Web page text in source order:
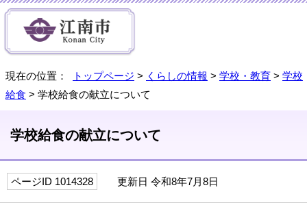
現在の位置： トップページ > くらしの情報 > 学校・教育 > 学校
給食 > 学校給食の献立について
学校給食の献立について
ページID 1014328 更新日 令和8年7月8日